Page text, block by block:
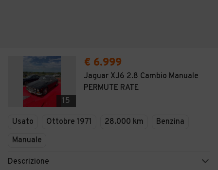
15
€ 6.999
Jaguar XJ6 2.8 Cambio Manuale
PERMUTE RATE
Usato Ottobre 1971 28.000 km
Benzina
Manuale
Descrizione